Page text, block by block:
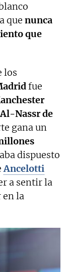
que nunca
que
los
fue
Al-Nassr de
gana un
dispuesto
Ancelotti
a sentir la
en la